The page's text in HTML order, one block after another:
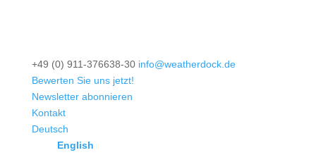
+49 (0) 911-376638-30 info@weatherdock.de
Bewerten Sie uns jetzt!
Newsletter abonnieren
Kontakt
Deutsch
English